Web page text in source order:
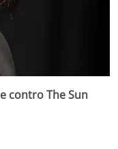
contro The Sun